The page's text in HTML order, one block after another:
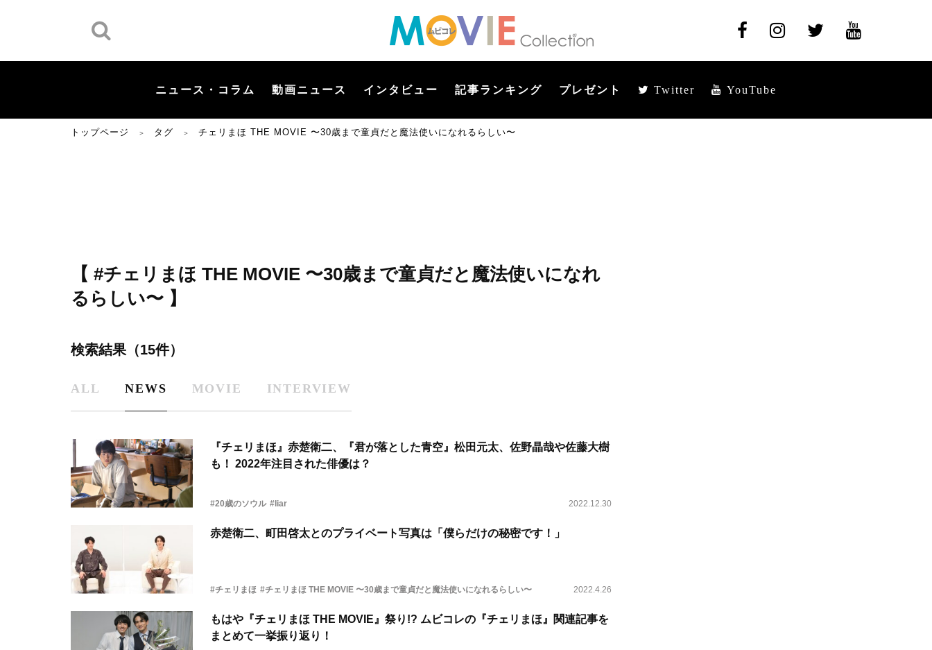
ニュース・コラム 動画ニュース インタビュー 記事ランキング プレゼント Twitter YouTube
トップページ ＞ タグ ＞ チェリまほ THE MOVIE 〜30歳まで童貞だと魔法使いになれるらしい〜
【 #チェリまほ THE MOVIE 〜30歳まで童貞だと魔法使いになれ
るらしい〜 】
検索結果（15件）
ALL NEWS MOVIE INTERVIEW
『チェリまほ』赤楚衛二、『君が落とした青空』松田元太、佐野晶哉や佐藤大樹
も！ 2022年注目された俳優は？
#20歳のソウル #liar 2022.12.30
赤楚衛二、町田啓太とのプライベート写真は「僕らだけの秘密です！」
#チェリまほ #チェリまほ THE MOVIE 〜30歳まで童貞だと魔法使いになれるらしい〜 2022.4.26
もはや『チェリまほ THE MOVIE』祭り!? ムビコレの『チェリまほ』関連記事を
まとめて一挙振り返り！